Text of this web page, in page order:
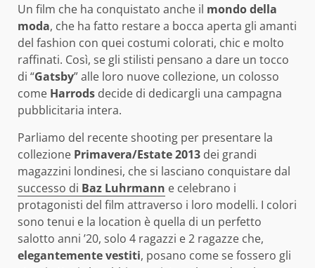
Un film che ha conquistato anche il mondo della
moda, che ha fatto restare a bocca aperta gli amanti
del fashion con quei costumi colorati, chic e molto
raffinati. Così, se gli stilisti pensano a dare un tocco
di “Gatsby” alle loro nuove collezione, un colosso
come Harrods decide di dedicargli una campagna
pubblicitaria intera.
Parliamo del recente shooting per presentare la
collezione Primavera/Estate 2013 dei grandi
magazzini londinesi, che si lasciano conquistare dal
successo di Baz Luhrmann e celebrano i
protagonisti del film attraverso i loro modelli. I colori
sono tenui e la location è quella di un perfetto
salotto anni ’20, solo 4 ragazzi e 2 ragazze che,
elegantemente vestiti, posano come se fossero gli